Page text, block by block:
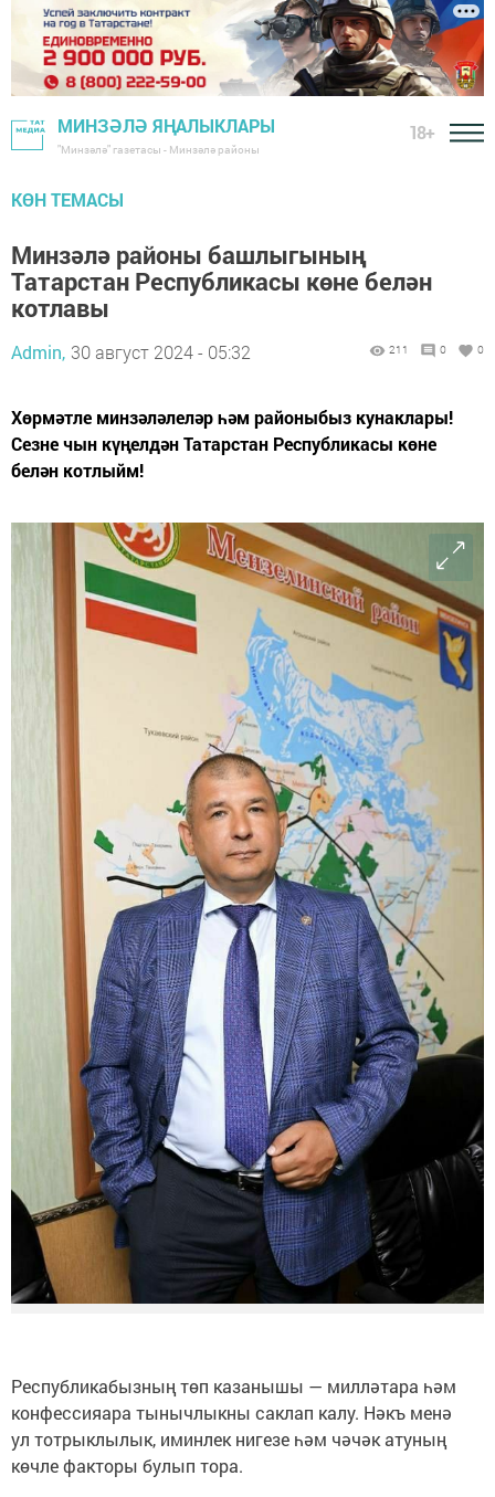
МИНЗӘЛӘ ЯҢАЛЫКЛАРЫ
"Минзәлә" газетасы - Минзәлә районы
18+
КӨН ТЕМАСЫ
Минзәлә районы башлыгының
Татарстан Республикасы көне белән
котлавы
Admin, 30 август 2024 - 05:32 211 0 0
Хөрмәтле минзәләлеләр һәм районыбыз кунаклары!
Сезне чын күңелдән Татарстан Республикасы көне
белән котлыйм!
Республикабызның төп казанышы — милләтара һәм
конфессияара тынычлыкны саклап калу. Нәкъ менә
ул тотрыклылык, иминлек нигезе һәм чәчәк атуның
көчле факторы булып тора.